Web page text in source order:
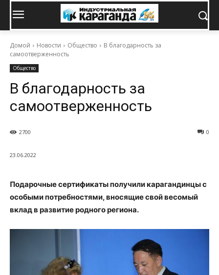
Домой Новости Общество
В благодарность за
самоотверженность
Общество
В благодарность за
самоотверженность
0
2700
23.06.2022
Подарочные сертификаты получили карагандинцы с
особыми потребностями, вносящие свой весомый
вклад в развитие родного региона.